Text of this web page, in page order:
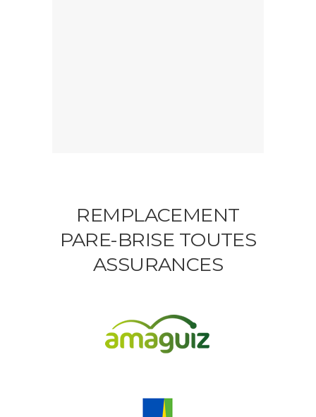
REMPLACEMENT
PARE-BRISE TOUTES
ASSURANCES